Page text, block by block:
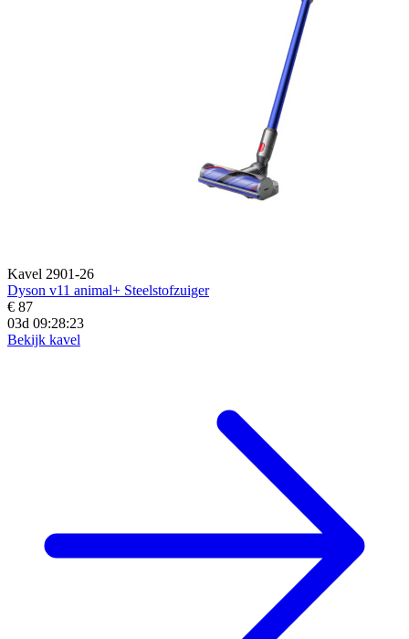
Kavel 2901-26
Dyson v11 animal+ Steelstofzuiger
€ 87
03d 09:28:21
Bekijk kavel